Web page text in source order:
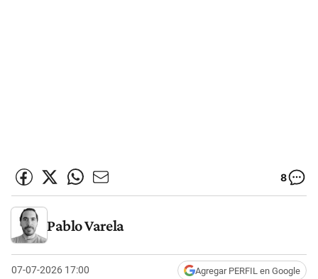
8
Pablo Varela
07-07-2026 17:00 Agregar PERFIL en Google